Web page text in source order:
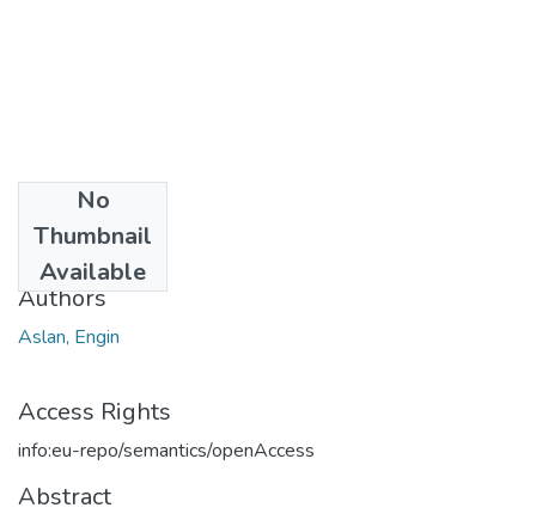
No
Thumbnail
Available
2020
Authors
Aslan, Engin
Access Rights
info:eu-repo/semantics/openAccess
Abstract